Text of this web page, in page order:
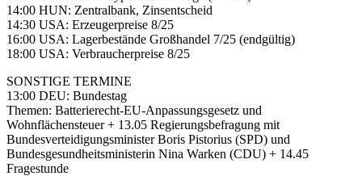
14:00 HUN: Zentralbank, Zinsentscheid
14:30 USA: Erzeugerpreise 8/25
16:00 USA: Lagerbestände Großhandel 7/25 (endgültig)
18:00 USA: Verbraucherpreise 8/25
SONSTIGE TERMINE
13:00 DEU: Bundestag
Themen: Batterierecht-EU-Anpassungsgesetz und
Wohnflächensteuer + 13.05 Regierungsbefragung mit
Bundesverteidigungsminister Boris Pistorius (SPD) und
Bundesgesundheitsministerin Nina Warken (CDU) + 14.45
Fragestunde